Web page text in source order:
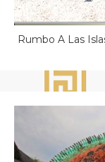
Rumbo A Las